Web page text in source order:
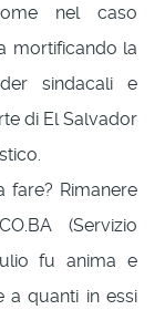
nel caso
mortificando la
sindacali e
di El Salvador
Rimanere
(Servizio
fu anima e
a quanti in essi